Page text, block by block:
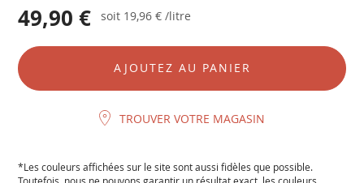
49,90 € soit 19,96 € /litre
AJOUTEZ AU PANIER
TROUVER VOTRE MAGASIN
*Les couleurs affichées sur le site sont aussi fidèles que possible.